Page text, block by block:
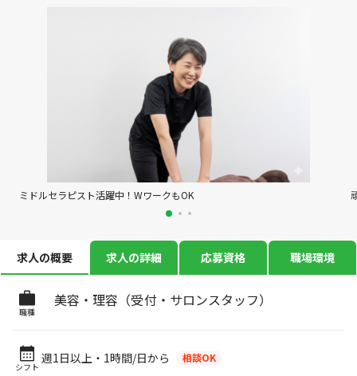
ミドルセラピスト活躍中！WワークもOK
求人の概要 求人の詳細 応募資格 職場環境
職種
美容・理容（受付・サロンスタッフ）
シフト
週1日以上・1時間/日から 相談OK